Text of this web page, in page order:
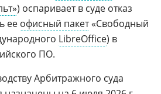
) оспаривает в суде отказ
ее офисный пакет«Свободный
LibreOffice) в
ПО.
Арбитражного суда